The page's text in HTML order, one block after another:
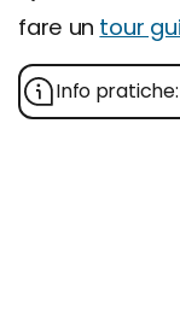
fare un tour
Info